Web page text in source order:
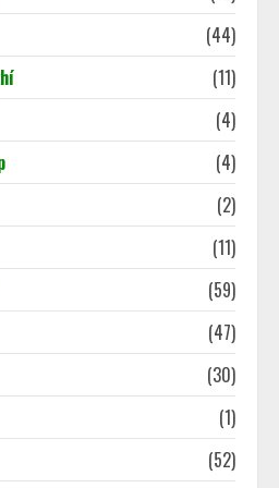
chân carbon quyết định
nghiệp đi hay ở lại thị trường
cập nhật tình hình kinh tế
(44)
(11)
(4)
(4)
(2)
(11)
(59)
(47)
(30)
(1)
(52)